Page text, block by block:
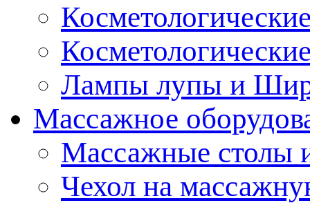
Лампы лупы и
Массажное
Массажные столы
Чехол на